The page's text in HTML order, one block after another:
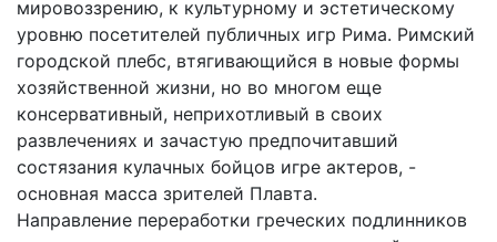
мировоззрению, к культурному и эстетическому
уровню посетителей публичных игр Рима. Римский
городской плебс, втягивающийся в новые формы
хозяйственной жизни, но во многом еще
консервативный, неприхотливый в своих
развлечениях и зачастую предпочитавший
состязания кулачных бойцов игре актеров, -
основная масса зрителей Плавта.
Направление переработки греческих подлинников